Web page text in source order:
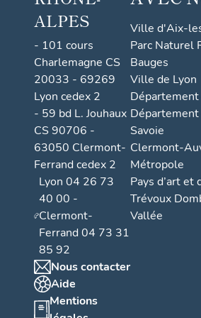
ALPES
- 101 cours
Charlemagne CS
20033 - 69269
Lyon cedex 2
- 59 bd L. Jouhaux
CS 90706 -
63050 Clermont-
Ferrand cedex 2
Lyon 04 26 73
40 00 -
Clermont-
Ferrand 04 73 31
85 92
Nous contacter
Aide
Mentions
Ville d'Aix-
Parc Naturel
Bauges
Ville de Lyon
Département
Savoie
Clermont-
Métropole
Pays d’art et
Trévoux
Vallée